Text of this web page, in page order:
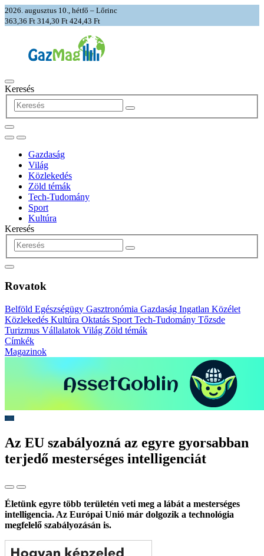
2026. augusztus 10., hétfő – Lőrinc
363,36 Ft 314,30 Ft 424,43 Ft
Keresés
Gazdaság
Világ
Közlekedés
Zöld témák
Tech-Tudomány
Sport
Kultúra
Keresés
Rovatok
Belföld Egészségügy Gasztronómia Gazdaság Ingatlan Közélet
Közlekedés Kultúra Oktatás Sport Tech-Tudomány Tőzsde
Turizmus Vállalatok Világ Zöld témák
Címkék
Magazinok
Az EU szabályozná az egyre gyorsabban
terjedő mesterséges intelligenciát
Életünk egyre több területén veti meg a lábát a mesterséges
intelligencia. Az Európai Unió már dolgozik a technológia
megfelelő szabályozásán is.